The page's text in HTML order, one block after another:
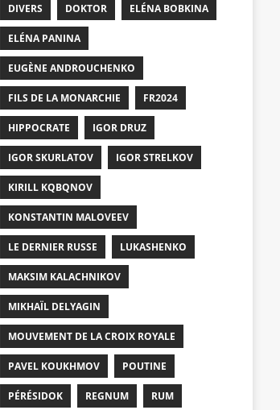
DIVERS DOKTOR ELÉNA BOBKINA
ELÉNA PANINA
EUGÈNE ANDROUCHENKO
FILS DE LA MONARCHIE FR2024
HIPPOCRATE IGOR DRUZ
IGOR SKURLATOV IGOR STRELKOV
KIRILL KQBQNOV
KONSTANTIN MALOVEEV
LE DERNIER RUSSE LUKASHENKO
MAKSIM KALACHNIKOV
MIKHAÏL DELYAGIN
MOUVEMENT DE LA CROIX ROYALE
PAVEL KOUKHMOV POUTINE
PÉRÉSIDOK REGNUM RUM